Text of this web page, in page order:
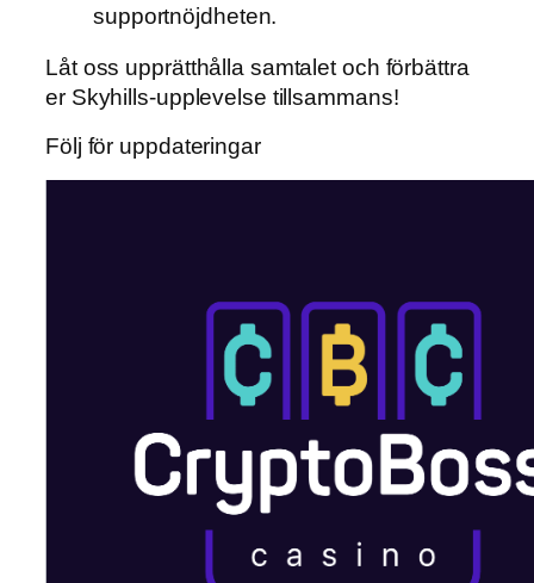
supportnöjdheten.
Låt oss upprätthålla samtalet och förbättra
er Skyhills-upplevelse tillsammans!
Följ för uppdateringar